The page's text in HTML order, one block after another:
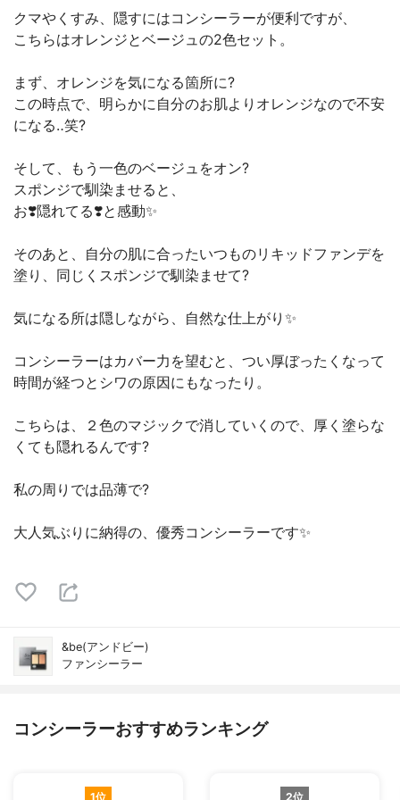
クマやくすみ、隠すにはコンシーラーが便利ですが、
こちらはオレンジとベージュの2色セット。
まず、オレンジを気になる箇所に?
この時点で、明らかに自分のお肌よりオレンジなので不安
になる‥笑?
そして、もう一色のベージュをオン?
スポンジで馴染ませると、
お❣️隠れてる❣️と感動✨
そのあと、自分の肌に合ったいつものリキッドファンデを
塗り、同じくスポンジで馴染ませて?
気になる所は隠しながら、自然な仕上がり✨
コンシーラーはカバー力を望むと、つい厚ぼったくなって
時間が経つとシワの原因にもなったり。
こちらは、２色のマジックで消していくので、厚く塗らな
くても隠れるんです?
私の周りでは品薄で?
大人気ぶりに納得の、優秀コンシーラーです✨
&be(アンドビー)
ファンシーラー
コンシーラーおすすめランキング
1位 2位